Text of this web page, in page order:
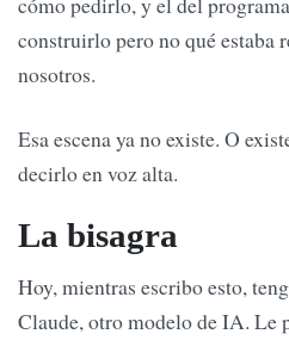
construirlo pero no qué estaba
nosotros.
Esa escena ya no existe. O
decirlo en voz alta.
La bisagra
Hoy, mientras escribo esto,
Claude, otro modelo de IA. Le